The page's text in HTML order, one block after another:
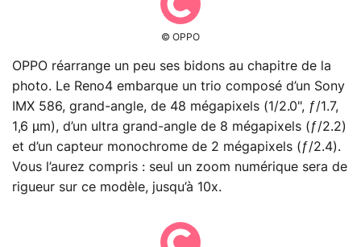
© OPPO
OPPO réarrange un peu ses bidons au chapitre de la
photo. Le Reno4 embarque un trio composé d’un Sony
IMX 586, grand-angle, de 48 mégapixels (1/2.0", ƒ/1.7,
1,6 µm), d’un ultra grand-angle de 8 mégapixels (ƒ/2.2)
et d’un capteur monochrome de 2 mégapixels (ƒ/2.4).
Vous l’aurez compris : seul un zoom numérique sera de
rigueur sur ce modèle, jusqu’à 10x.